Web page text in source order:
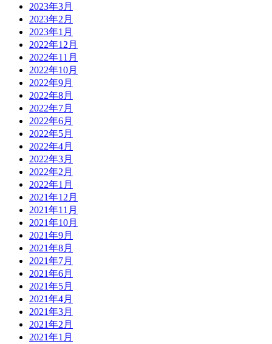
2023年3月
2023年2月
2023年1月
2022年12月
2022年11月
2022年10月
2022年9月
2022年8月
2022年7月
2022年6月
2022年5月
2022年4月
2022年3月
2022年2月
2022年1月
2021年12月
2021年11月
2021年10月
2021年9月
2021年8月
2021年7月
2021年6月
2021年5月
2021年4月
2021年3月
2021年2月
2021年1月